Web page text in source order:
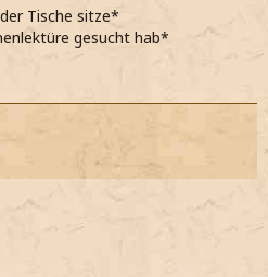
Tische sitze*
gesucht hab*